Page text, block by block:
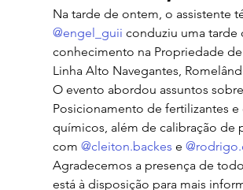
Na tarde de ontem, o assistente
@engel_guii conduziu uma tarde
conhecimento na Propriedade
Linha Alto Navegantes,
O evento abordou assuntos sobre
Posicionamento de fertilizantes e
químicos, além de calibração de
com @cleiton.backes e
Agradecemos a presença de
está à disposição para mais